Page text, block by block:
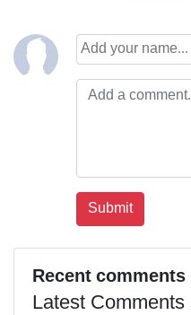
Recent comments
Latest